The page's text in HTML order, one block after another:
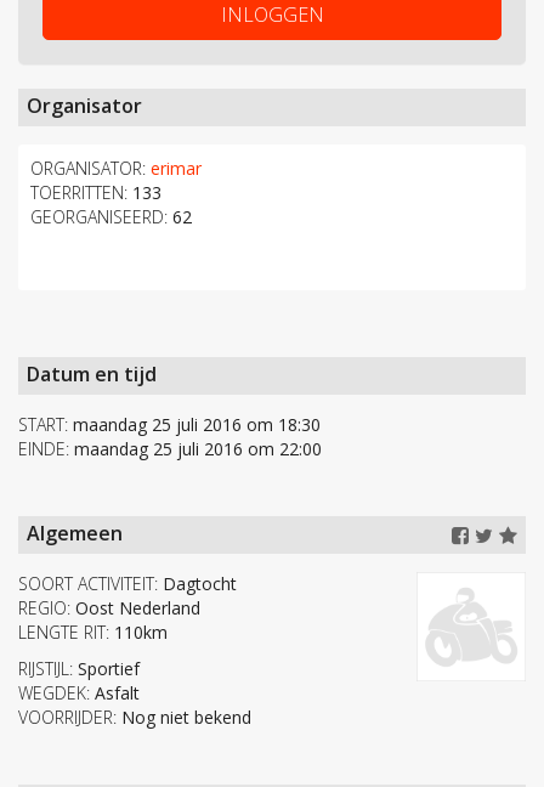
INLOGGEN
Organisator
ORGANISATOR: erimar
TOERRITTEN: 133
GEORGANISEERD: 62
Datum en tijd
START: maandag 25 juli 2016 om 18:30
EINDE: maandag 25 juli 2016 om 22:00
Algemeen
SOORT ACTIVITEIT: Dagtocht
REGIO: Oost Nederland
LENGTE RIT: 110km
RIJSTIJL: Sportief
WEGDEK: Asfalt
VOORRIJDER: Nog niet bekend